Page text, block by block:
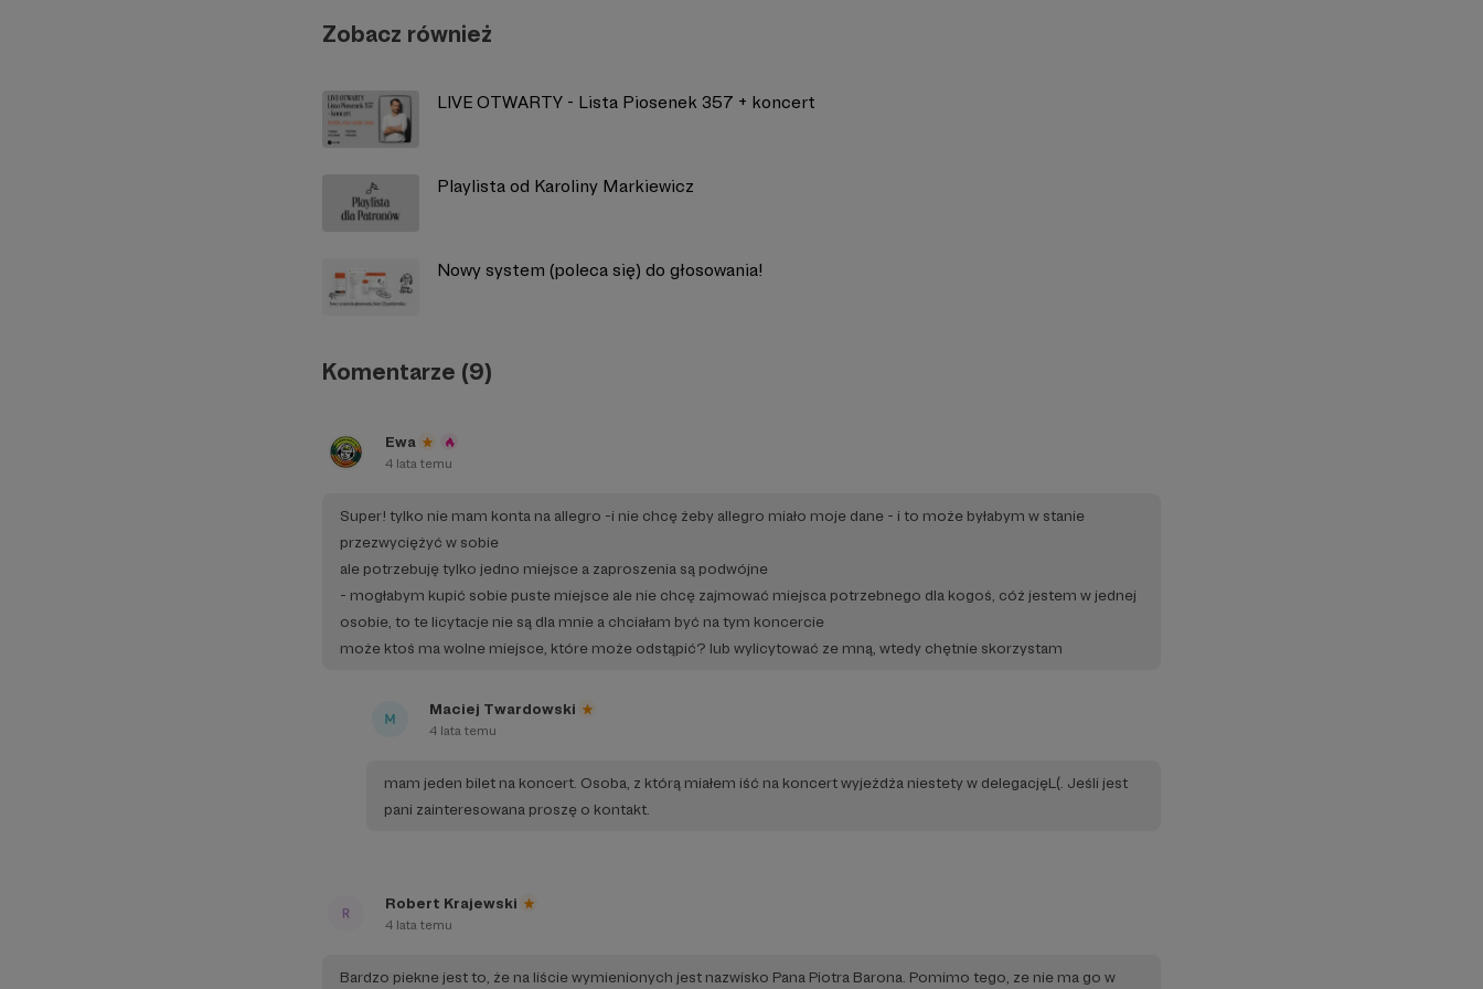
Zobacz również
LIVE OTWARTY - Lista Piosenek 357 + koncert
Playlista od Karoliny Markiewicz
Nowy system (poleca się) do głosowania!
Komentarze (9)
Ewa
4 lata temu
Super! tylko nie mam konta na allegro -i nie chcę żeby allegro miało moje dane - i to może byłabym w stanie
przezwyciężyć w sobie
ale potrzebuję tylko jedno miejsce a zaproszenia są podwójne
- mogłabym kupić sobie puste miejsce ale nie chcę zajmować miejsca potrzebnego dla kogoś, cóż jestem w jednej
osobie, to te licytacje nie są dla mnie a chciałam być na tym koncercie
może ktoś ma wolne miejsce, które może odstąpić? lub wylicytować ze mną, wtedy chętnie skorzystam
Maciej Twardowski
4 lata temu
mam jeden bilet na koncert. Osoba, z którą miałem iść na koncert wyjeżdża niestety w delegacjęL(. Jeśli jest
pani zainteresowana proszę o kontakt.
Robert Krajewski
4 lata temu
Bardzo piekne jest to, że na liście wymienionych jest nazwisko Pana Piotra Barona. Pomimo tego, ze nie ma go w